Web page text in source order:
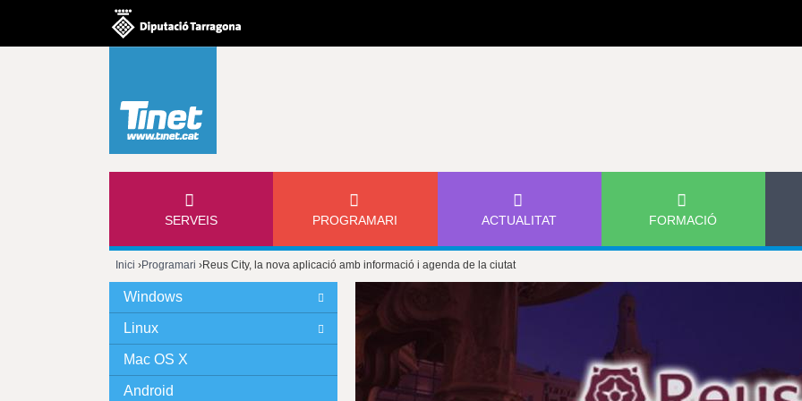
E
N
SERVEIS PROGRAMARI ACTUALITAT FORMACIÓ
Esteu
aquí
Inici ›Programari ›Reus City, la nova aplicació amb informació i agenda de la ciutat
Windows
Linux
Mac OS X
Android